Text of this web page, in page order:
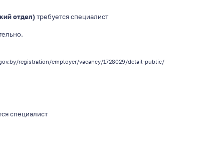
отдел)требуется специалист
registration/employer/vacancy/1728029/detail-public/
специалист